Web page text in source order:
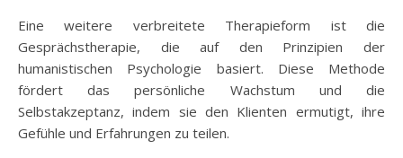
Eine weitere verbreitete Therapieform ist die
Gesprächstherapie, die auf den Prinzipien der
humanistischen Psychologie basiert. Diese Methode
fördert das persönliche Wachstum und die
Selbstakzeptanz, indem sie den Klienten ermutigt, ihre
Gefühle und Erfahrungen zu teilen.